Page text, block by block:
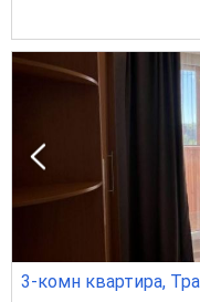
3-комн квартира,